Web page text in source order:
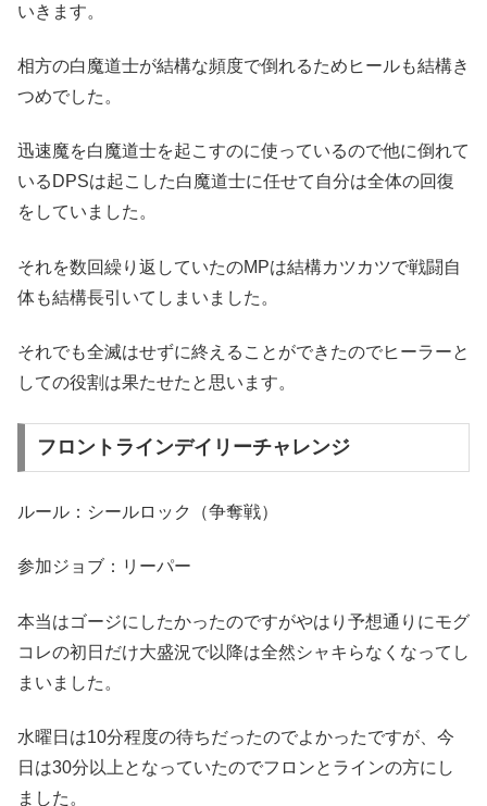
いきます。
相方の白魔道士が結構な頻度で倒れるためヒールも結構き
つめでした。
迅速魔を白魔道士を起こすのに使っているので他に倒れて
いるDPSは起こした白魔道士に任せて自分は全体の回復
をしていました。
それを数回繰り返していたのMPは結構カツカツで戦闘自
体も結構長引いてしまいました。
それでも全滅はせずに終えることができたのでヒーラーと
しての役割は果たせたと思います。
フロントラインデイリーチャレンジ
ルール：シールロック（争奪戦）
参加ジョブ：リーパー
本当はゴージにしたかったのですがやはり予想通りにモグ
コレの初日だけ大盛況で以降は全然シャキらなくなってし
まいました。
水曜日は10分程度の待ちだったのでよかったですが、今
日は30分以上となっていたのでフロンとラインの方にし
ました。